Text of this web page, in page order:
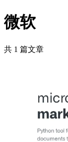
微软
共 1 篇文章